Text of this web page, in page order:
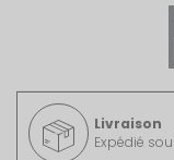
Livraison
Expédié